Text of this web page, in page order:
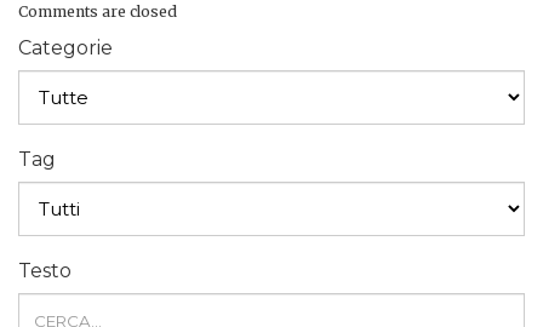
Comments are closed
Categorie
Tag
Testo